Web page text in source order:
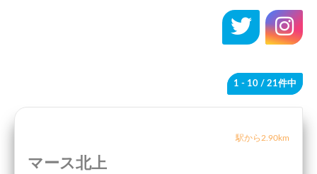
1 - 10 / 21件中
駅から2.90km
マース北上